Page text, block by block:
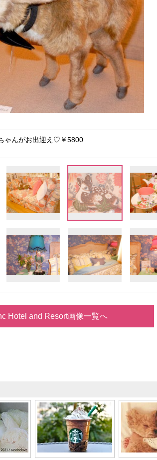
ゃんがお出迎え♡￥5800
Hotel and Resort画像一覧へ